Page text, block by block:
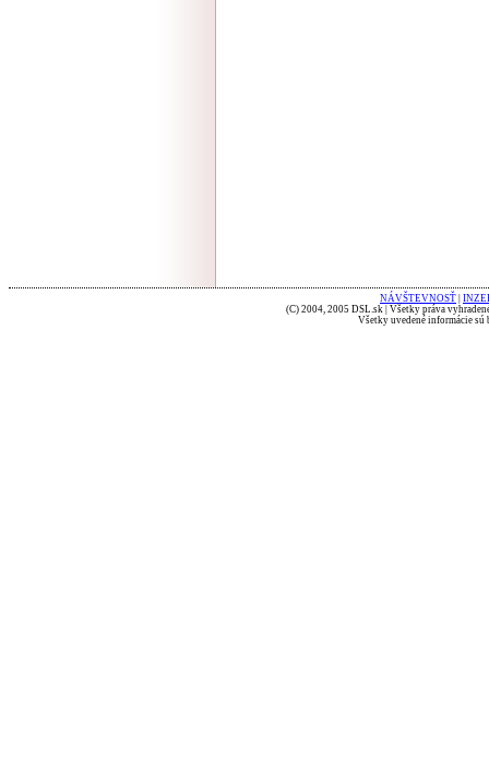
NÁVŠTEVNOSŤ
(C) 2004, 2005 DSL.sk | Všetky práva
Všetky uvedené informácie sú